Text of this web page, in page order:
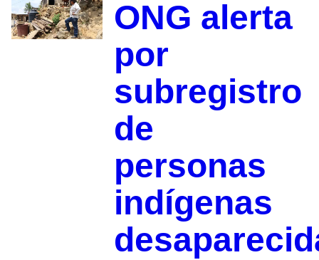
ONG alerta
por
subregistro
de
personas
indígenas